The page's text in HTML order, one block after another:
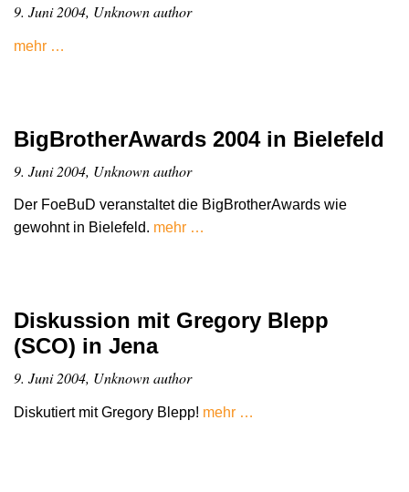
9. Juni 2004, Unknown author
mehr …
BigBrotherAwards 2004 in Bielefeld
9. Juni 2004, Unknown author
Der FoeBuD veranstaltet die BigBrotherAwards wie
gewohnt in Bielefeld. mehr …
Diskussion mit Gregory Blepp
(SCO) in Jena
9. Juni 2004, Unknown author
Diskutiert mit Gregory Blepp! mehr …